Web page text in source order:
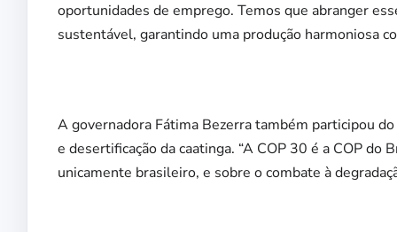
oportunidades de emprego. Temos que abranger
sustentável, garantindo uma produção harmoniosa
A governadora Fátima Bezerra também participou
e desertificação da caatinga. “A COP 30 é a COP
unicamente brasileiro, e sobre o combate à